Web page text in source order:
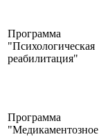
Программа
"Психологическая
реабилитация"
Программа
"Медикаментозное